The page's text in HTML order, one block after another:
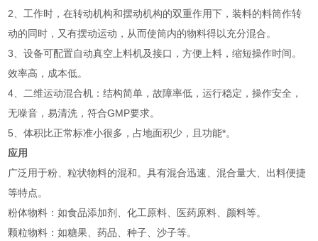
2、工作时，在转动机构和摆动机构的双重作用下，装料的料筒作转
动的同时，又有摆动运动，从而使筒内的物料得以充分混合。
3、设备可配置自动真空上料机及接口，方便上料，缩短操作时间。
效率高，成本低。
4、二维运动混合机：结构简单，故障率低，运行稳定，操作安全，
无噪音，易清洗，符合GMP要求。
5、体积比正常标准小很多，占地面积少，且功能*。
应用
广泛用于粉、粒状物料的混和。具有混合迅速、混合量大、出料便捷
等特点。
‌粉体物料‌：如食品添加剂、化工原料、医药原料、颜料等‌。
‌颗粒物料‌：如糖果、药品、种子、沙子等‌。